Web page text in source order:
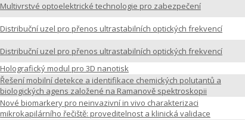
Multivrstvé optoelektrické technologie pro zabezpečení
Distribuční uzel pro přenos ultrastabilních optických frekvencí
Distribuční uzel pro přenos ultrastabilních optických frekvencí
Holografický modul pro 3D nanotisk
Řešení mobilní detekce a identifikace chemických polutantů a
biologických agens založené na Ramanově spektroskopii
Nové biomarkery pro neinvazivní in vivo charakterizaci
mikrokapilárního řečiště: proveditelnost a klinická validace